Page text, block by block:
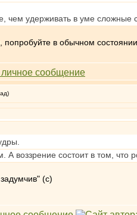
чем удерживать в уме сложные
попробуйте в обычном
воззрение состоит в том,
(с)